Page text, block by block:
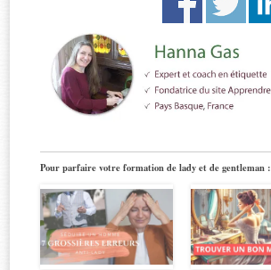
Pour parfaire votre formation de lady et de gentleman :